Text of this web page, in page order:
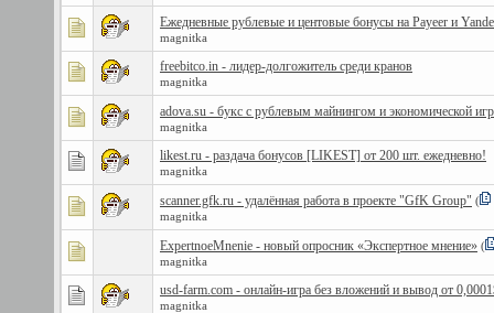
Ежедневные рублевые и центовые бонусы на Payeer и
magnitka
freebitco.in - лидер-долгожитель среди кранов
magnitka
adova.su - букс с рублевым майнингом и экономической
magnitka
likest.ru - раздача бонусов [LIKEST] от 200 шт. ежедневно!
magnitka
scanner.gfk.ru - удалённая работа в проекте "GfK Group" (
magnitka
ExpertnoeMnenie - новый опросник «Экспертное мнение» (
magnitka
usd-farm.com - онлайн-игра без вложений и вывод от
magnitka